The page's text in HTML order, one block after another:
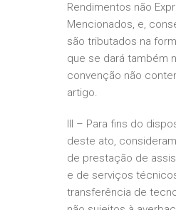
Rendimentos não
Mencionados, e,
são tributados na
que se dará também
convenção não
artigo.
III – Para fins do
deste ato,
de prestação de
e de serviços
transferência de